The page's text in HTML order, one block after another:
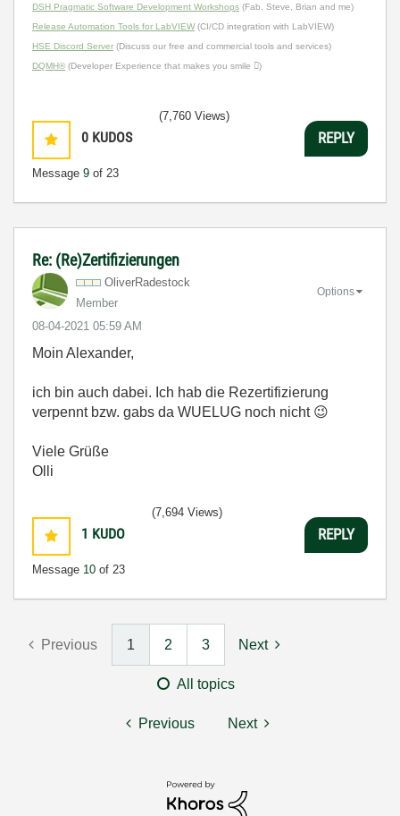
DSH Pragmatic Software Development Workshops (Fab, Steve, Brian and me)
Release Automation Tools for LabVIEW(CI/CD integration with LabVIEW)
HSE Discord Server (Discuss our free and commercial tools and services)
DQMH® (Developer Experience that makes you smile )
0 KUDOS
Message 9 of 23
(7,760 Views)
REPLY
Re: (Re)Zertifizierungen
OliverRadestock
Member
‎08-04-2021 05:59 AM
Options
Moin Alexander,
ich bin auch dabei. Ich hab die Rezertifizierung
verpennt bzw. gabs da WUELUG noch nicht 😉
Viele Grüße
Olli
1 KUDO
Message 10 of 23
(7,694 Views)
REPLY
Previous 1 2 3 Next
All topics
Previous Next